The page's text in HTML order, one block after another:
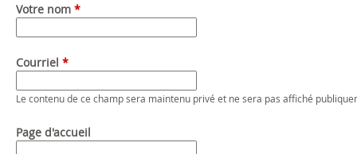
Votre nom *
Courriel *
Le contenu de ce champ sera maintenu privé et ne sera pas affiché
Page d'accueil